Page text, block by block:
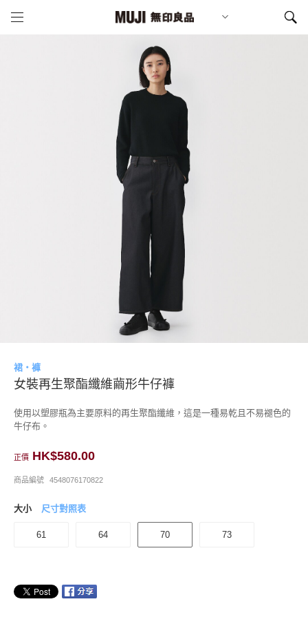
裙・褲
女裝再生聚酯纖維繭形牛仔褲
使用以塑膠瓶為主要原料的再生聚酯纖維，這是一種易乾且不易褪色的
牛仔布。
正價 HK$580.00
商品編號 4548076170822
大小 尺寸對照表
61 64 70 73